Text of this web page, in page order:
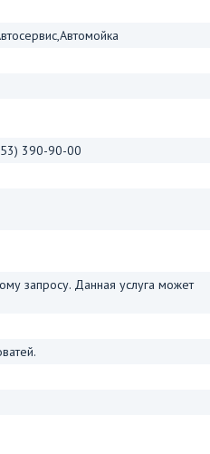
390-90-00
запросу. Данная услуга может